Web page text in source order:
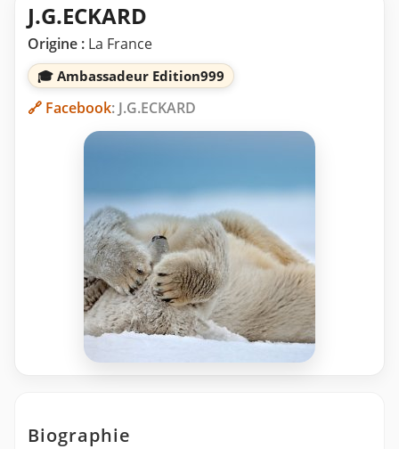
J.G.ECKARD
Origine : La France
🎓 Ambassadeur Edition999
🔗 Facebook: J.G.ECKARD
Biographie